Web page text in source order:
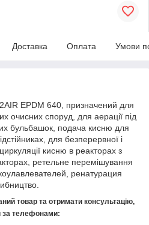
Доставка Оплата Умови
EPDM 640, призначений для
очисних споруд, для аерації під
бульбашок, подача кисню для
для безперервної і
кисню в реакторах з
ретельне перемішування
ренатурация
товар та отримати консультацію,
за телефонами: